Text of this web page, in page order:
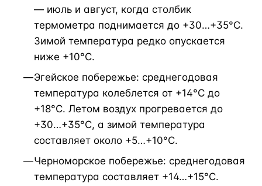
— июль и август, когда столбик
термометра поднимается до +30…+35°C.
Зимой температура редко опускается
ниже +10°C.
Эгейское побережье: среднегодовая
температура колеблется от +14°C до
+18°C. Летом воздух прогревается до
+30…+35°C, а зимой температура
составляет около +5…+10°C.
Черноморское побережье: среднегодовая
температура составляет +14…+15°C.